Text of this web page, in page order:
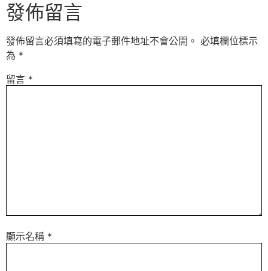
發佈留言
發佈留言必須填寫的電子郵件地址不會公開。 必填欄位標示
為 *
留言 *
顯示名稱 *